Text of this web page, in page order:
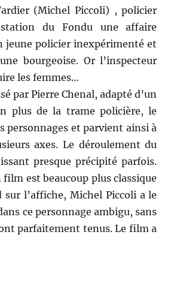
(Michel Piccoli) , policier
du Fondu une affaire
jeune policier inexpérimenté et
bourgeoise. Or l’inspecteur
les femmes…
par Pierre Chenal, adapté d’un
plus de la trame policière, le
personnages et parvient ainsi à
axes. Le déroulement du
presque précipité parfois.
est beaucoup plus classique
sur l’affiche, Michel Piccoli a le
ce personnage ambigu, sans
parfaitement tenus. Le film a